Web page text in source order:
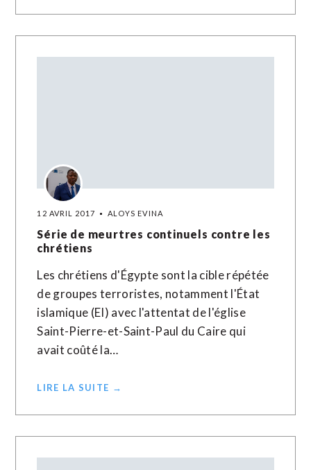
12 AVRIL 2017 ALOYS EVINA
Série de meurtres continuels contre les
chrétiens
Les chrétiens d'Égypte sont la cible répétée
de groupes terroristes, notamment l'État
islamique (EI) avec l'attentat de l'église
Saint-Pierre-et-Saint-Paul du Caire qui
avait coûté la…
LIRE LA SUITE →